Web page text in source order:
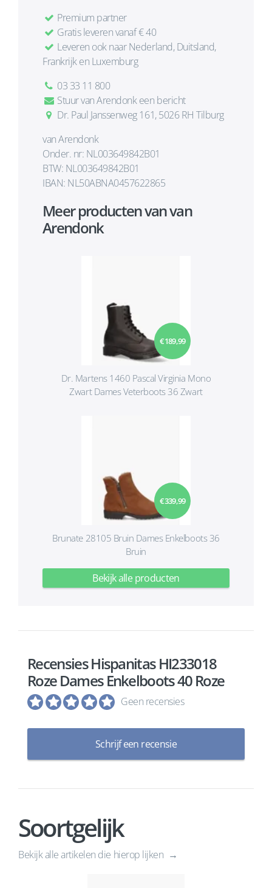
Premium partner
Gratis leveren vanaf € 40
Leveren ook naar Nederland, Duitsland,
Frankrijk en Luxemburg
03 33 11 800
Stuur van Arendonk een bericht
Dr. Paul Janssenweg 161, 5026 RH Tilburg
van Arendonk
Onder. nr: NL003649842B01
BTW: NL003649842B01
IBAN: NL50ABNA0457622865
Meer producten van van
Arendonk
€ 189,99
Dr. Martens 1460 Pascal Virginia Mono
Zwart Dames Veterboots 36 Zwart
€ 339,99
Brunate 28105 Bruin Dames Enkelboots 36
Bruin
Bekijk alle producten
Recensies Hispanitas HI233018
Roze Dames Enkelboots 40 Roze
Geen recensies
Schrijf een recensie
Soortgelijk
Bekijk alle artikelen die hierop lijken